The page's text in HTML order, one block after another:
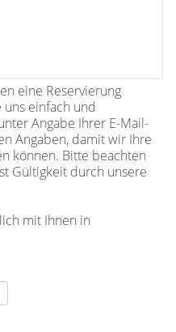
eine Reservierung
uns einfach und
Angabe Ihrer E-Mail-
Angaben, damit wir Ihre
können. Bitte beachten
Gültigkeit durch unsere
mit Ihnen in